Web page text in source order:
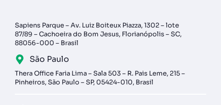
Sapiens Parque – Av. Luiz Boiteux Piazza, 1302 – lote
87/89 – Cachoeira do Bom Jesus, Florianópolis – SC,
88056-000 – Brasil
São Paulo
Thera Office Faria Lima – Sala 503 – R. Pais Leme, 215 –
Pinheiros, São Paulo – SP, 05424-010, Brasil